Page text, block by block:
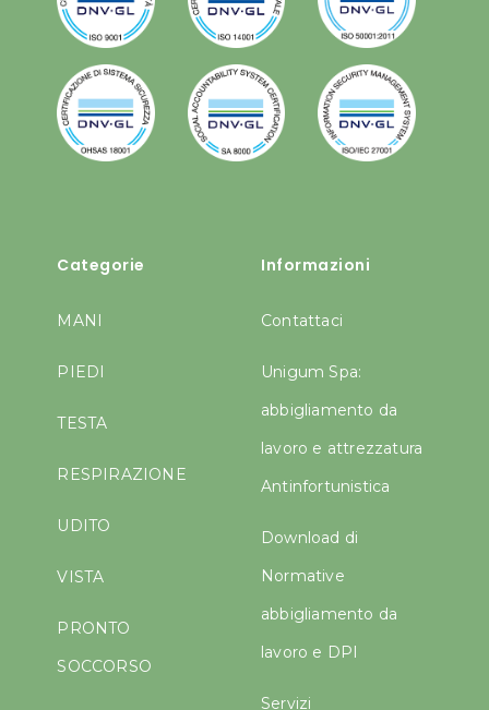
Categorie
MANI
PIEDI
TESTA
RESPIRAZIONE
UDITO
VISTA
PRONTO
SOCCORSO
Informazioni
Contattaci
Unigum Spa:
abbigliamento da
lavoro e attrezzatura
Antinfortunistica
Download di
Normative
abbigliamento da
lavoro e DPI
Servizi